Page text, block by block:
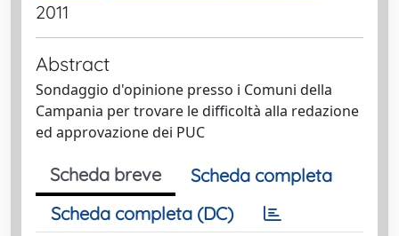
2011
Abstract
Sondaggio d'opinione presso i Comuni della
Campania per trovare le difficoltà alla redazione
ed approvazione dei PUC
Scheda breve
Scheda completa
Scheda completa (DC)